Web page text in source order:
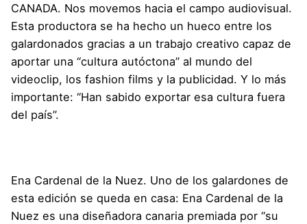
CANADA. Nos movemos hacia el campo audiovisual.
Esta productora se ha hecho un hueco entre los
galardonados gracias a un trabajo creativo capaz de
aportar una “cultura autóctona” al mundo del
videoclip, los fashion films y la publicidad. Y lo más
importante: “Han sabido exportar esa cultura fuera
del país”.
Ena Cardenal de la Nuez. Uno de los galardones de
esta edición se queda en casa: Ena Cardenal de la
Nuez es una diseñadora canaria premiada por “su